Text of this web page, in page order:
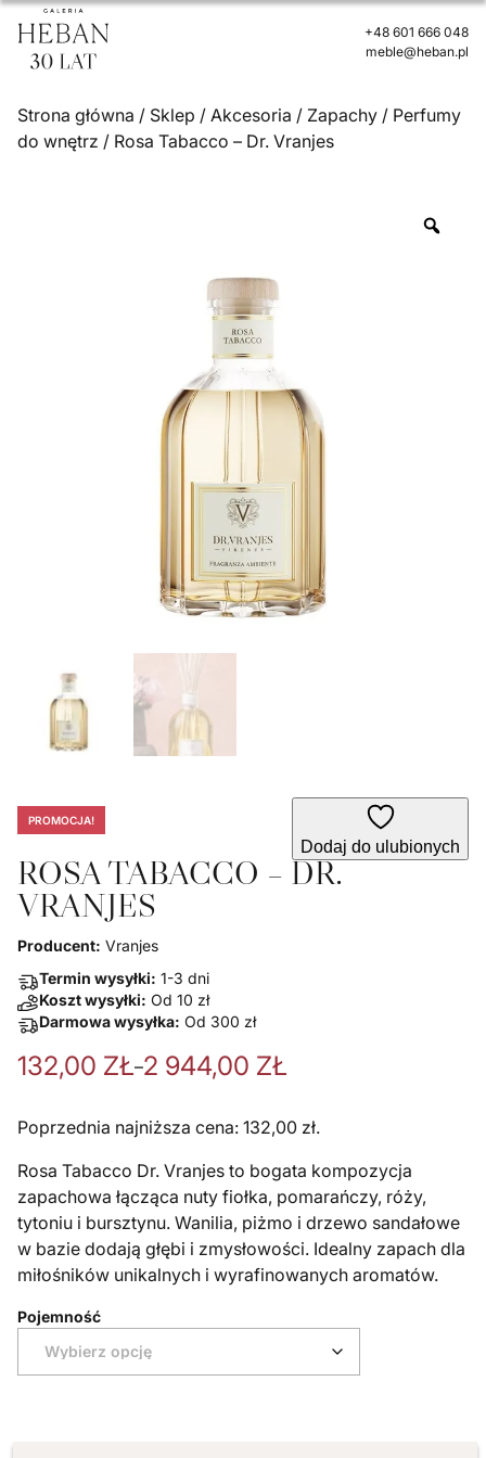
+48 601 666 048
meble@heban.pl
Strona główna / Sklep / Akcesoria / Zapachy / Perfumy
do wnętrz / Rosa Tabacco – Dr. Vranjes
PROMOCJA!
Dodaj do ulubionych
ROSA TABACCO – DR.
VRANJES
Producent: Vranjes
Termin wysyłki: 1-3 dni
Koszt wysyłki: Od 10 zł
Darmowa wysyłka: Od 300 zł
132,00 ZŁ–2 944,00 ZŁ
Zakres cen: od 132,00 zł do 2 944,00 zł
Poprzednia najniższa cena: 132,00 zł.
Rosa Tabacco Dr. Vranjes to bogata kompozycja
zapachowa łącząca nuty fiołka, pomarańczy, róży,
tytoniu i bursztynu. Wanilia, piżmo i drzewo sandałowe
w bazie dodają głębi i zmysłowości. Idealny zapach dla
miłośników unikalnych i wyrafinowanych aromatów.
Pojemność